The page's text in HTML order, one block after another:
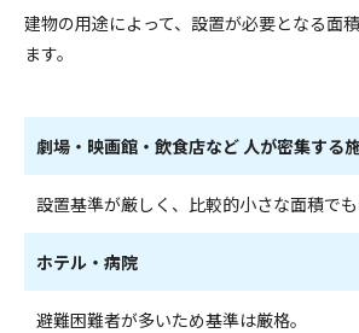
建物の用途によって、設置が必要となる面
ます。
劇場・映画館・飲食店など 人が密集する
設置基準が厳しく、比較的小さな面積でも
ホテル・病院
避難困難者が多いため基準は厳格。